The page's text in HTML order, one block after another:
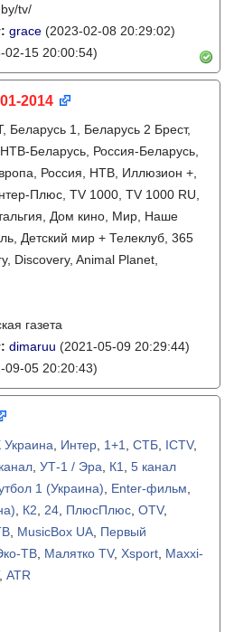
tv/
grace (2023-02-08 20:29:02)
02-15 20:00:54)
2014
Беларусь 1, Беларусь 2 Брест,
Беларусь, Россия-Беларусь,
Россия, НТВ, Иллюзион +,
Плюс, TV 1000, TV 1000 RU,
Дом кино, Мир, Наше
Детский мир + Телеклуб, 365
Discovery, Animal Planet,
газета
dimaruu (2021-05-09 20:29:44)
09-05 20:20:43)
Интер 1+1 СТБ ICTV,
УТ-1 / Эра К1
5 канал
1 (Украина) Enter-фильм
К2 24 ПлюсПлюс OTV,
MusicBox UA Первый
ТВ Малятко TV, Xsport Maxxi-
, ATR